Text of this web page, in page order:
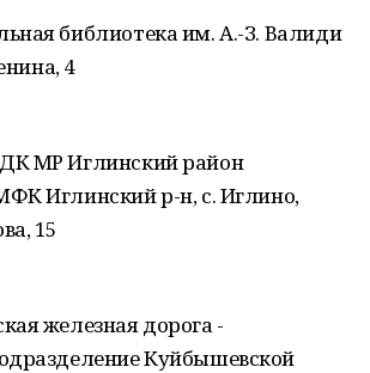
библиотека им. А.-З. Валиди
4
МР Иглинский район
Иглинский р-н, с. Иглино,
15
железная дорога -
Куйбышевской